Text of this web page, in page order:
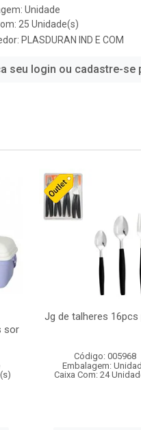
Unidade
25 Unidade(s)
PLASDURAN IND E COM
seu login ou cadastre-se
sor
Jg de talheres 16pcs
Código: 005968
Embalagem:
Caixa Com: 24